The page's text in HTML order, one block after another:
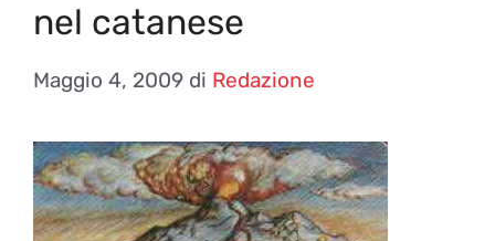
nel catanese
Maggio 4, 2009 di Redazione